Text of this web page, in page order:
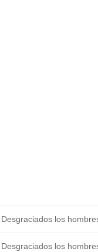
Desgraciados los
Desgraciados los